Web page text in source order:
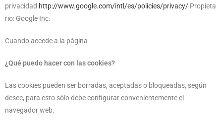
privacidad http://www.google.com/intl/es/policies/privacy/ Propieta
rio: Google Inc.
Cuando accede a la página
¿Qué puedo hacer con las cookies?
Las cookies pueden ser borradas, aceptadas o bloqueadas, según
desee, para esto sólo debe configurar convenientemente el
navegador web.